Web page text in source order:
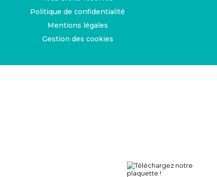
Politique de confidentialité
Mentions légales
Gestion des cookies